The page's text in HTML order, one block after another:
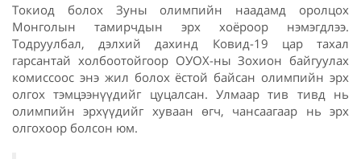
Токиод болох Зуны олимпийн наадамд оролцох
Монголын тамирчдын эрх хоёроор нэмэгдлээ.
Тодруулбал, дэлхий дахинд Ковид-19 цар тахал
гарсантай холбоотойгоор ОУОХ-ны Зохион байгуулах
комиссоос энэ жил болох ёстой байсан олимпийн эрх
олгох тэмцээнүүдийг цуцалсан. Улмаар тив тивд нь
олимпийн эрхүүдийг хуваан өгч, чансаагаар нь эрх
олгохоор болсон юм.